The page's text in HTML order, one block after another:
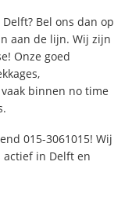
Bel ons dan op
aan de lijn. Wij zijn
Onze goed
binnen no time
015-3061015! Wij
in Delft en